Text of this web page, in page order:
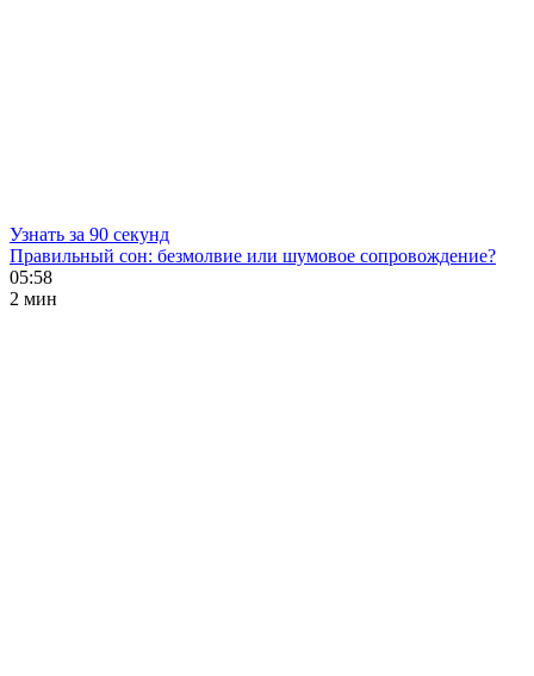
Узнать за 90 секунд
Правильный сон: безмолвие или шумовое сопровождение?
05:58
2 мин